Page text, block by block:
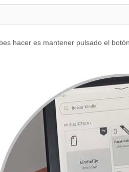
hacer es mantener pulsado el